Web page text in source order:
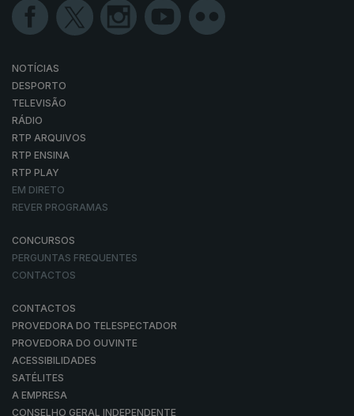
NOTÍCIAS
DESPORTO
TELEVISÃO
RÁDIO
RTP ARQUIVOS
RTP ENSINA
RTP PLAY
EM DIRETO
REVER PROGRAMAS
CONCURSOS
PERGUNTAS FREQUENTES
CONTACTOS
CONTACTOS
PROVEDORA DO TELESPECTADOR
PROVEDORA DO OUVINTE
ACESSIBILIDADES
SATÉLITES
A EMPRESA
CONSELHO GERAL INDEPENDENTE